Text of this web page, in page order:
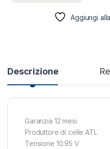
Aggiungi
Descrizione
Garanzia 12 mesi
Produttore di celle ATL
Tensione 10.95 V